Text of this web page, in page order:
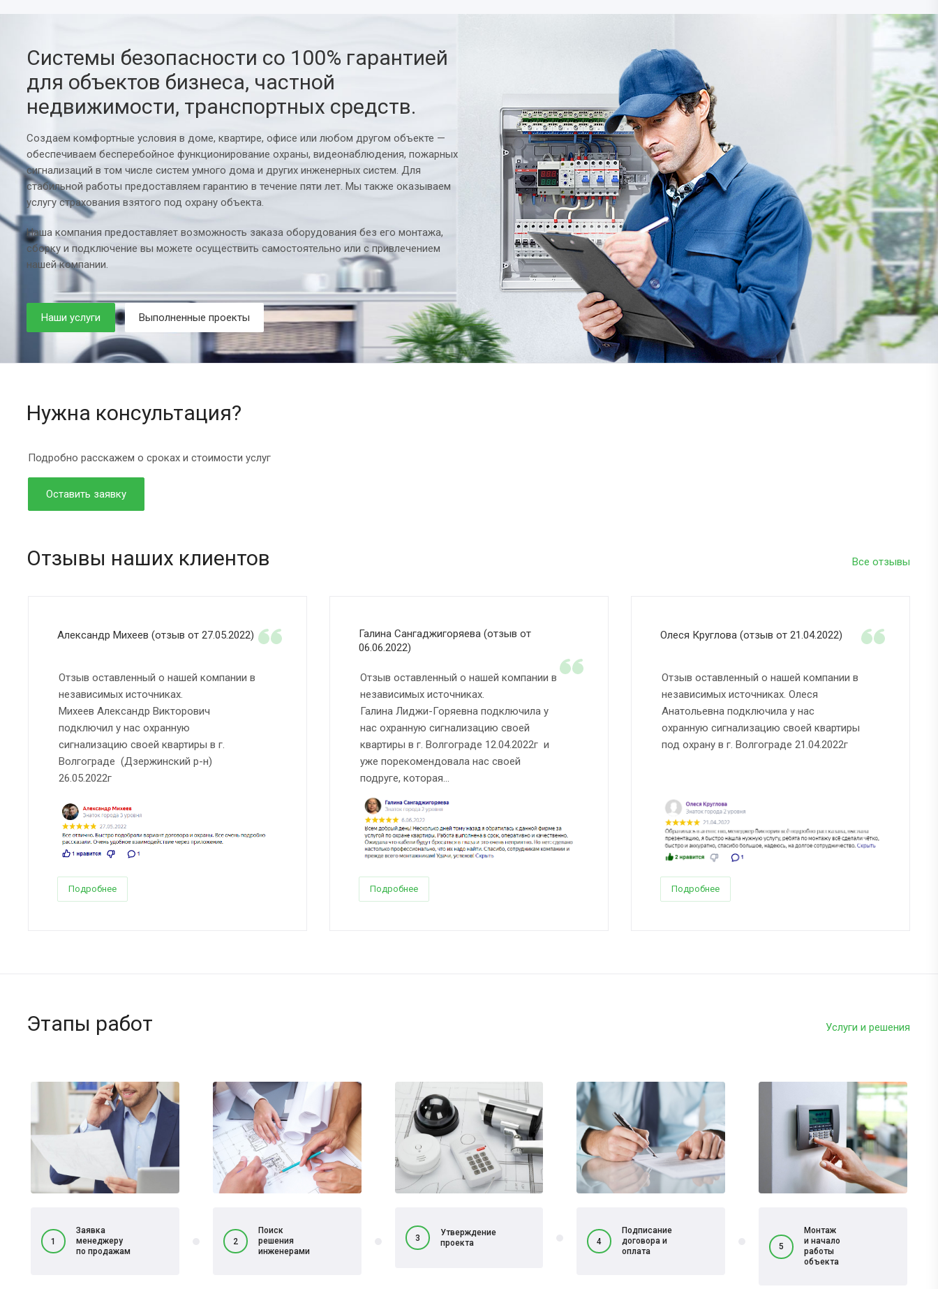
комплектации: готовые и
Системы безопасности со 100% гарантией
для объектов бизнеса, частной
недвижимости, транспортных средств.
Создаем комфортные условия в доме, квартире, офисе или любом другом объекте —
обеспечиваем бесперебойное функционирование охраны, видеонаблюдения, пожарных
сигнализаций в том числе систем умного дома и других инженерных систем. Для
стабильной работы предоставляем гарантию в течение пяти лет. Мы также оказываем
услугу страхования взятого под охрану объекта.
Наша компания предоставляет возможность заказа оборудования без его монтажа,
сборку и подключение вы можете осуществить самостоятельно или с привлечением
нашей компании.
Наши услуги Выполненные проекты
Нужна консультация?
Подробно расскажем о сроках и стоимости услуг
Оставить заявку
Все отзывы
Отзывы наших клиентов
Александр Михеев (отзыв от 27.05.2022)
Отзыв оставленный о нашей компании в
независимых источниках.
Михеев Александр Викторович
подключил у нас охранную
сигнализацию своей квартиры в г.
Волгограде (Дзержинский р-н)
26.05.2022г
Подробнее
Галина Сангаджигоряева (отзыв от
06.06.2022)
Отзыв оставленный о нашей компании в
независимых источниках.
Галина Лиджи-Горяевна подключила у
нас охранную сигнализацию своей
квартиры в г. Волгограде 12.04.2022г и
уже порекомендовала нас своей
подруге, которая...
Подробнее
Олеся Круглова (отзыв от 21.04.2022)
Отзыв оставленный о нашей компании в
независимых источниках. Олеся
Анатольевна подключила у нас
охранную сигнализацию своей квартиры
под охрану в г. Волгограде 21.04.2022г
Подробнее
Услуги и решения
Этапы работ
1
Заявка
менеджеру
по продажам
2
Поиск
решения
инженерами
3
Утверждение
проекта
4
Подписание
договора и
оплата
5
Монтаж
и начало
работы
объекта